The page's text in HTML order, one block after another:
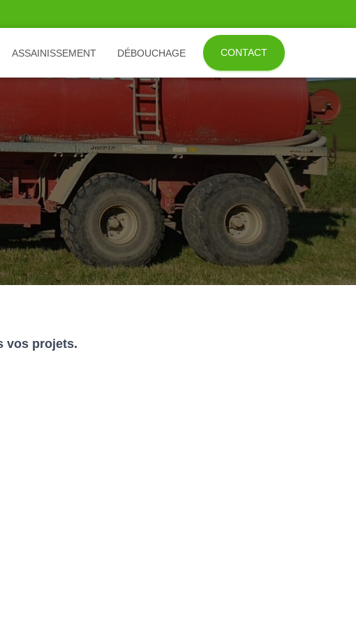
ASSAINISSEMENT DÉBOUCHAGE CONTACT
vos projets.